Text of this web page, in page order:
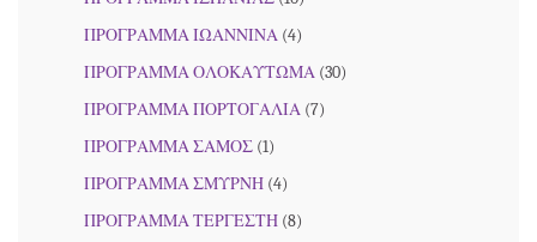
ΠΡΟΓΡΑΜΜΑ ΙΩΑΝΝΙΝΑ (4)
ΠΡΟΓΡΑΜΜΑ ΟΛΟΚΑΥΤΩΜΑ (30)
ΠΡΟΓΡΑΜΜΑ ΠΟΡΤΟΓΑΛΙΑ (7)
ΠΡΟΓΡΑΜΜΑ ΣΑΜΟΣ (1)
ΠΡΟΓΡΑΜΜΑ ΣΜΥΡΝΗ (4)
ΠΡΟΓΡΑΜΜΑ ΤΕΡΓΕΣΤΗ (8)